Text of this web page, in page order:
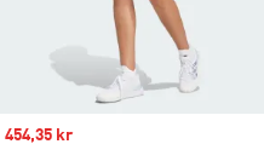
Sale price
454,35 kr